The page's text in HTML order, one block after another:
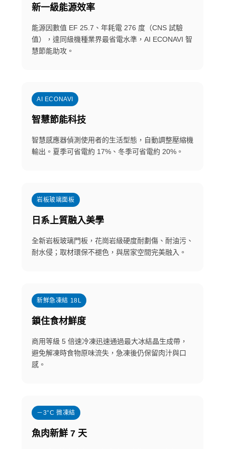
新一級能源效率
能源因數值 EF 25.7、年耗電 276 度（CNS 試驗
值），達同級機種業界最省電水準，AI ECONAVI 智
慧節能助攻。
AI ECONAVI
智慧節能科技
智慧感應器偵測使用者的生活型態，自動調整壓縮機
輸出。夏季可省電約 17%、冬季可省電約 20%。
岩板玻璃面板
日系上質融入美學
全新岩板玻璃門板，花崗岩級硬度耐劃傷、耐油污、
耐水侵；取材環保不褪色，與居家空間完美融入。
新鮮急凍結 18L
鎖住食材鮮度
商用等級 5 倍速冷凍迅速通過最大冰結晶生成帶，
避免解凍時食物原味流失，急凍後仍保留肉汁與口
感。
－3°C 微凍結
魚肉新鮮 7 天